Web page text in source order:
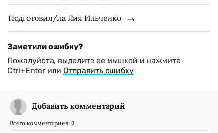
Подготовил/ла Лия Ильченко
Заметили ошибку?
Пожалуйста, выделите ее мышкой и нажмите
Ctrl+Enter или Отправить ошибку
Добавить комментарий
Всего комментариев: 0